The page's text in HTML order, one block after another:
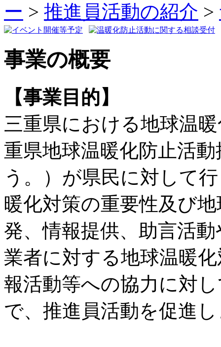
ー > 推進員活動の紹介 >
事業の概要
【事業目的】
三重県における地球温
重県地球温暖化防止活
う。）が県民に対して
暖化対策の重要性及び
発、情報提供、助言活
業者に対する地球温暖
報活動等への協力に対
で、推進員活動を促進